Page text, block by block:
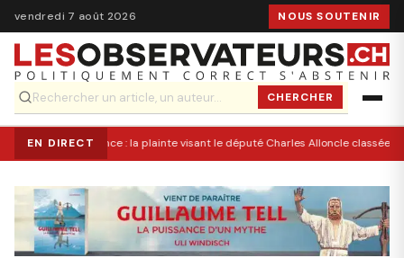
vendredi 7 août 2026 NOUS SOUTENIR
CHERCHER
EN DIRECTFrance : la plainte visant le député Charles Alloncle classée